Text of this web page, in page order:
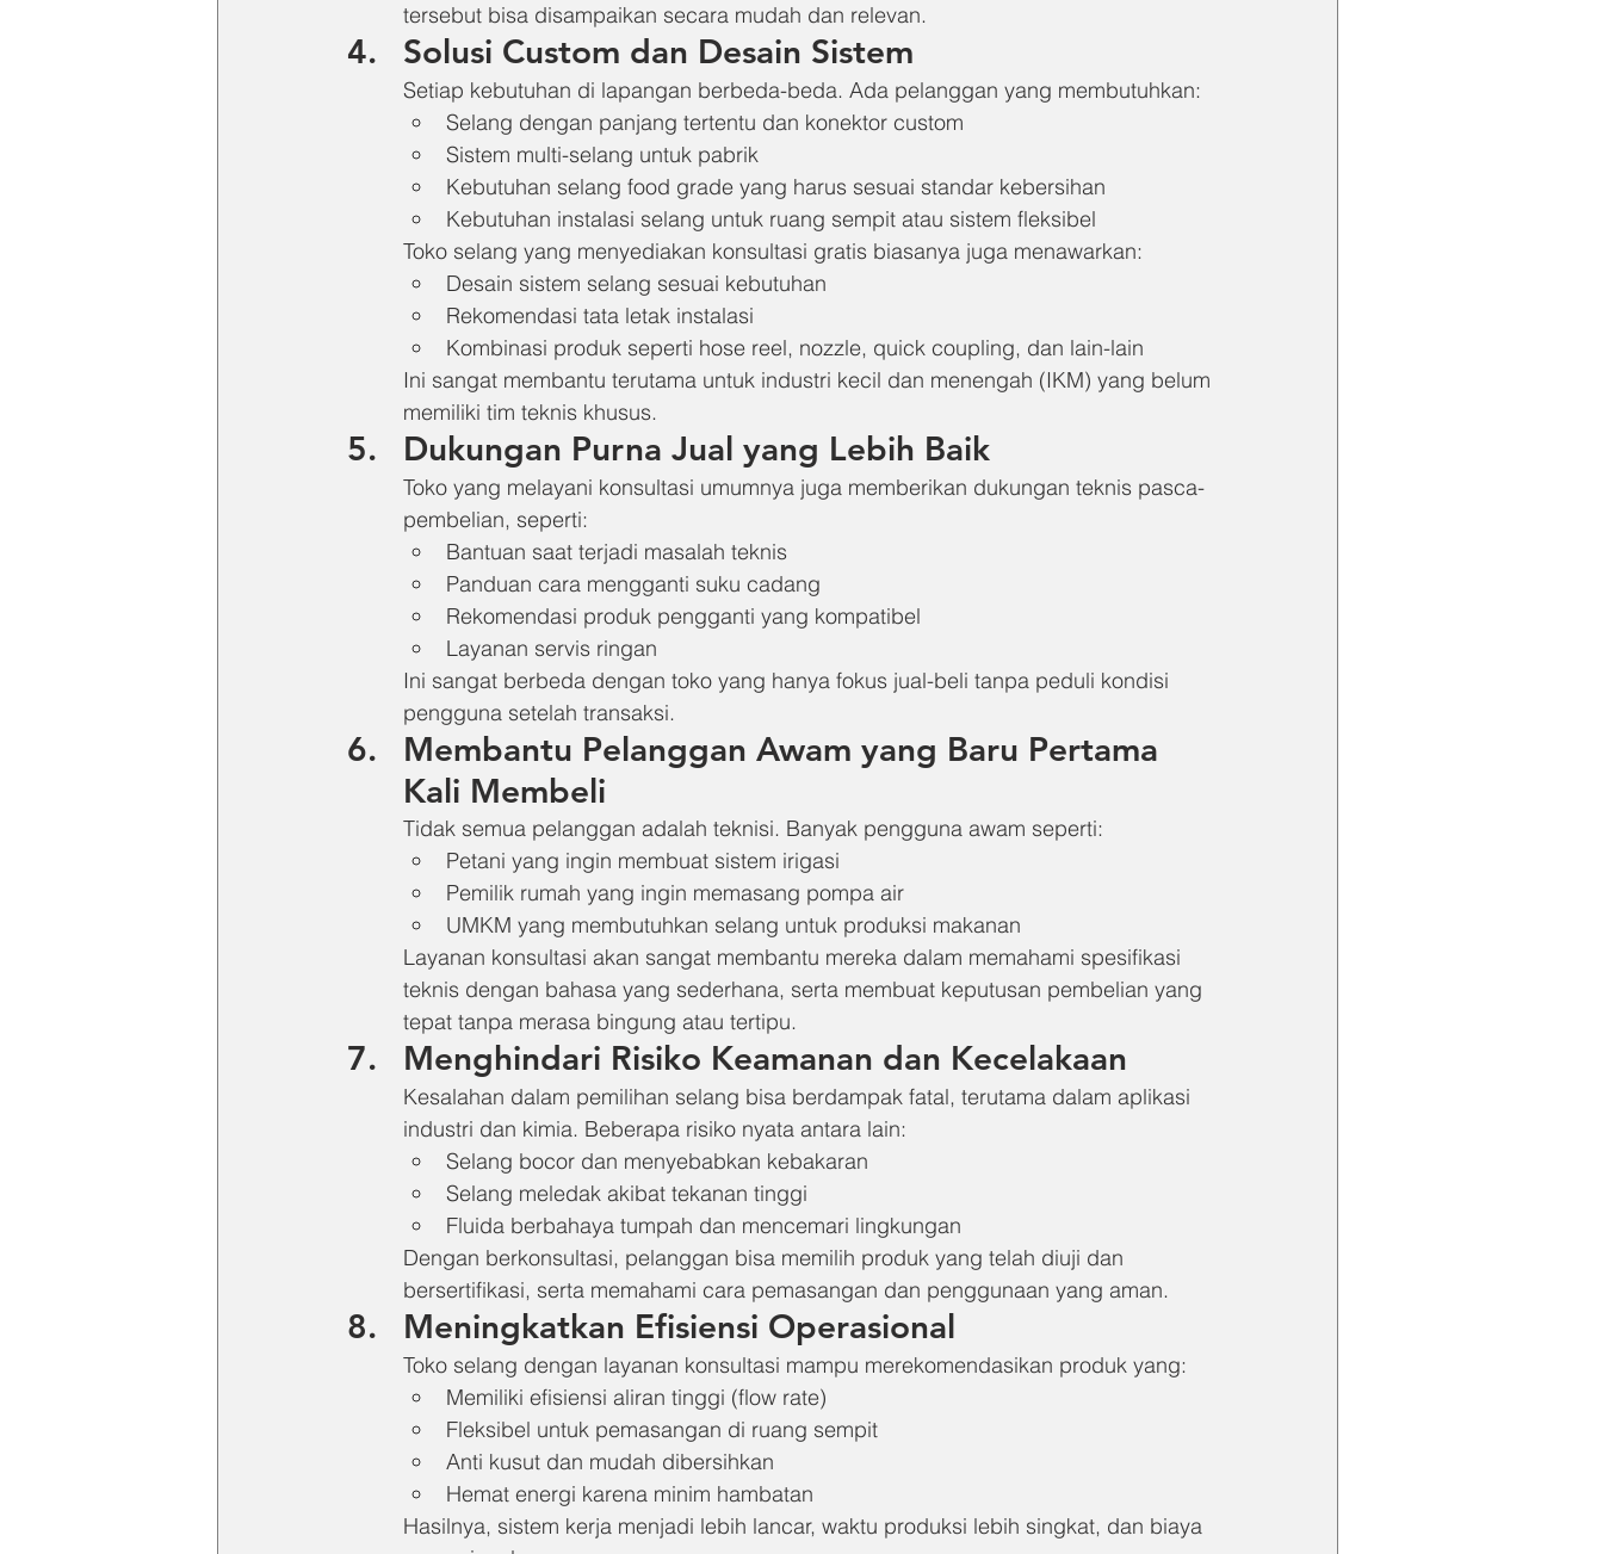
tersebut bisa disampaikan secara mudah dan relevan.
Solusi Custom dan Desain Sistem
Setiap kebutuhan di lapangan berbeda-beda. Ada pelanggan yang membutuhkan:
Selang dengan panjang tertentu dan konektor custom
Sistem multi-selang untuk pabrik
Kebutuhan selang food grade yang harus sesuai standar kebersihan
Kebutuhan instalasi selang untuk ruang sempit atau sistem fleksibel
Toko selang yang menyediakan konsultasi gratis biasanya juga menawarkan:
Desain sistem selang sesuai kebutuhan
Rekomendasi tata letak instalasi
Kombinasi produk seperti hose reel, nozzle, quick coupling, dan lain-lain
Ini sangat membantu terutama untuk industri kecil dan menengah (IKM) yang belum
memiliki tim teknis khusus.
Dukungan Purna Jual yang Lebih Baik
Toko yang melayani konsultasi umumnya juga memberikan dukungan teknis pasca-
pembelian, seperti:
Bantuan saat terjadi masalah teknis
Panduan cara mengganti suku cadang
Rekomendasi produk pengganti yang kompatibel
Layanan servis ringan
Ini sangat berbeda dengan toko yang hanya fokus jual-beli tanpa peduli kondisi
pengguna setelah transaksi.
Membantu Pelanggan Awam yang Baru Pertama
Kali Membeli
Tidak semua pelanggan adalah teknisi. Banyak pengguna awam seperti:
Petani yang ingin membuat sistem irigasi
Pemilik rumah yang ingin memasang pompa air
UMKM yang membutuhkan selang untuk produksi makanan
Layanan konsultasi akan sangat membantu mereka dalam memahami spesifikasi
teknis dengan bahasa yang sederhana, serta membuat keputusan pembelian yang
tepat tanpa merasa bingung atau tertipu.
Menghindari Risiko Keamanan dan Kecelakaan
Kesalahan dalam pemilihan selang bisa berdampak fatal, terutama dalam aplikasi
industri dan kimia. Beberapa risiko nyata antara lain:
Selang bocor dan menyebabkan kebakaran
Selang meledak akibat tekanan tinggi
Fluida berbahaya tumpah dan mencemari lingkungan
Dengan berkonsultasi, pelanggan bisa memilih produk yang telah diuji dan
bersertifikasi, serta memahami cara pemasangan dan penggunaan yang aman.
Meningkatkan Efisiensi Operasional
Toko selang dengan layanan konsultasi mampu merekomendasikan produk yang:
Memiliki efisiensi aliran tinggi (flow rate)
Fleksibel untuk pemasangan di ruang sempit
Anti kusut dan mudah dibersihkan
Hemat energi karena minim hambatan
Hasilnya, sistem kerja menjadi lebih lancar, waktu produksi lebih singkat, dan biaya